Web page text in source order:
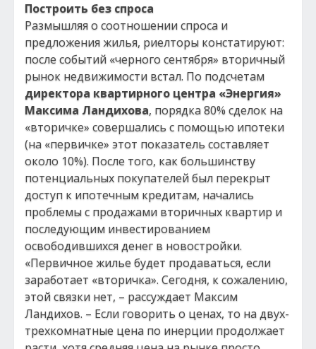
Построить без спроса
Размышляя о соотношении спроса и
предложения жилья, риелторы констатируют:
после событий «черного сентября» вторичный
рынок недвижимости встал. По подсчетам
директора квартирного центра «Энергия»
Максима Ландихова, порядка 80% сделок на
«вторичке» совершались с помощью ипотеки
(на «первичке» этот показатель составляет
около 10%). После того, как большинству
потенциальных покупателей был перекрыт
доступ к ипотечным кредитам, начались
проблемы с продажами вторичных квартир и
последующим инвестированием
освободившихся денег в новостройки.
«Первичное жилье будет продаваться, если
заработает «вторичка». Сегодня, к сожалению,
этой связки нет, – рассуждает Максим
Ландихов. – Если говорить о ценах, то на двух-
трехкомнатные цена по инерции продолжает